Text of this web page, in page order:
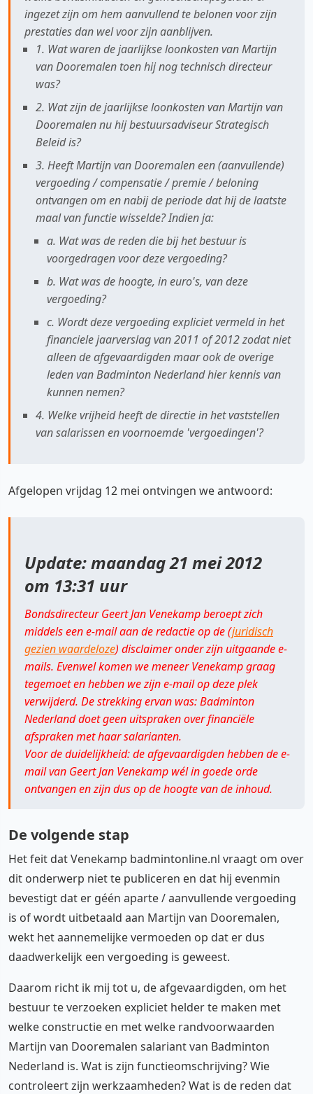
ingezet zijn om hem aanvullend te belonen voor zijn
prestaties dan wel voor zijn aanblijven.
1. Wat waren de jaarlijkse loonkosten van Martijn
van Dooremalen toen hij nog technisch directeur
was?
2. Wat zijn de jaarlijkse loonkosten van Martijn van
Dooremalen nu hij bestuursadviseur Strategisch
Beleid is?
3. Heeft Martijn van Dooremalen een (aanvullende)
vergoeding / compensatie / premie / beloning
ontvangen om en nabij de periode dat hij de laatste
maal van functie wisselde? Indien ja:
a. Wat was de reden die bij het bestuur is
voorgedragen voor deze vergoeding?
b. Wat was de hoogte, in euro's, van deze
vergoeding?
c. Wordt deze vergoeding expliciet vermeld in het
financiele jaarverslag van 2011 of 2012 zodat niet
alleen de afgevaardigden maar ook de overige
leden van Badminton Nederland hier kennis van
kunnen nemen?
4. Welke vrijheid heeft de directie in het vaststellen
van salarissen en voornoemde 'vergoedingen'?
Afgelopen vrijdag 12 mei ontvingen we antwoord:
Update: maandag 21 mei 2012
om 13:31 uur
Bondsdirecteur Geert Jan Venekamp beroept zich
middels een e-mail aan de redactie op de (juridisch
gezien waardeloze) disclaimer onder zijn uitgaande e-
mails. Evenwel komen we meneer Venekamp graag
tegemoet en hebben we zijn e-mail op deze plek
verwijderd. De strekking ervan was: Badminton
Nederland doet geen uitspraken over financiële
afspraken met haar salarianten.
Voor de duidelijkheid: de afgevaardigden hebben de e-
mail van Geert Jan Venekamp wél in goede orde
ontvangen en zijn dus op de hoogte van de inhoud.
De volgende stap
Het feit dat Venekamp badmintonline.nl vraagt om over
dit onderwerp niet te publiceren en dat hij evenmin
bevestigt dat er géén aparte / aanvullende vergoeding
is of wordt uitbetaald aan Martijn van Dooremalen,
wekt het aannemelijke vermoeden op dat er dus
daadwerkelijk een vergoeding is geweest.
Daarom richt ik mij tot u, de afgevaardigden, om het
bestuur te verzoeken expliciet helder te maken met
welke constructie en met welke randvoorwaarden
Martijn van Dooremalen salariant van Badminton
Nederland is. Wat is zijn functieomschrijving? Wie
controleert zijn werkzaamheden? Wat is de reden dat